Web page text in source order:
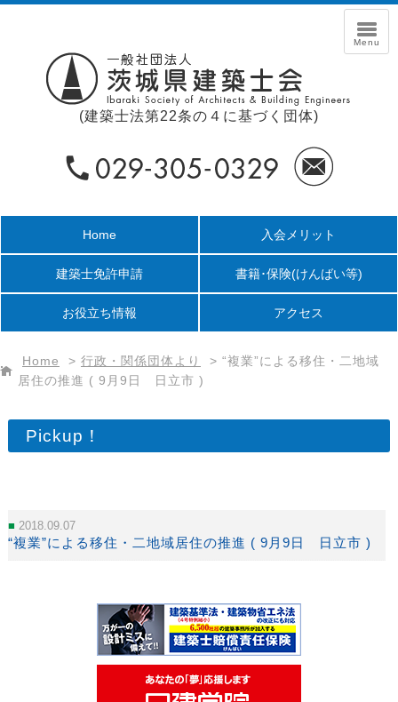
(建築士法第22条の４に基づく団体)
Home 入会メリット
建築士免許申請 書籍･保険(けんばい等)
お役立ち情報 アクセス
Home > 行政・関係団体より > “複業”による移住・二地域
居住の推進 ( 9月9日 日立市 )
Pickup！
2018.09.07
“複業”による移住・二地域居住の推進 ( 9月9日 日立市 )